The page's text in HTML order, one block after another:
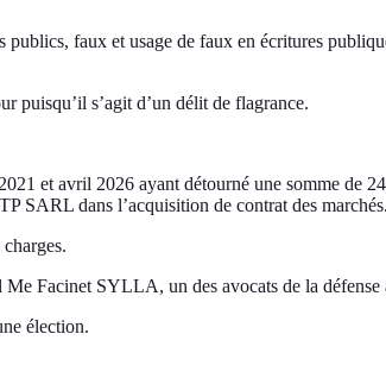
faux et usage de faux en écritures
puisqu’il s’agit d’un délit de flagrance.
et avril 2026 ayant détourné une somme de
SARL dans l’acquisition de contrat des marchés.
Facinet SYLLA, un des avocats de la défense
élection.